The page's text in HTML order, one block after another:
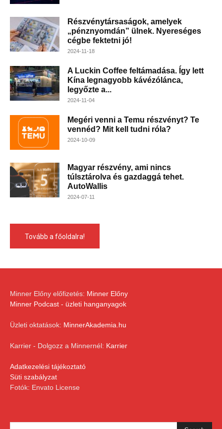
Részvénytársaságok, amelyek
„pénznyomdán” ülnek. Nyereséges
cégbe fektetni jó!
2024-11-18
A Luckin Coffee feltámadása. Így lett
Kína legnagyobb kávézólánca,
legyőzte a...
2024-11-04
Megéri venni a Temu részvényt? Te
vennéd? Mit kell tudni róla?
2024-10-09
Magyar részvény, ami nincs
túlsztárolva és gazdaggá tehet.
AutoWallis
2024-07-11
Tovább a főoldalra!
Minner Előny előfizetés: Minner Előny
Minner Podcast - üzleti hanganyagok
Üzleti oktatások: MinnerAkademia.hu
Karrier - Dolgozz a Minnernél: Karrier
Adatkezelési tájékoztató
Süti szabályzat
Fotók: Envato License